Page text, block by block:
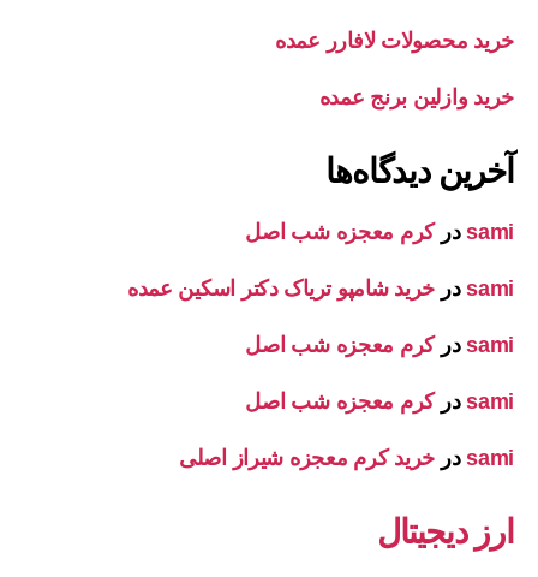
خرید محصولات لافارر عمده
خرید وازلین برنج عمده
آخرین دیدگاه‌ها
samiدرکرم معجزه شب اصل
samiدر خرید شامپو تریاک دکتر اسکین عمده
samiدرکرم معجزه شب اصل
samiدرکرم معجزه شب اصل
samiدر خرید کرم معجزه شیراز اصلی
ارز دیجیتال